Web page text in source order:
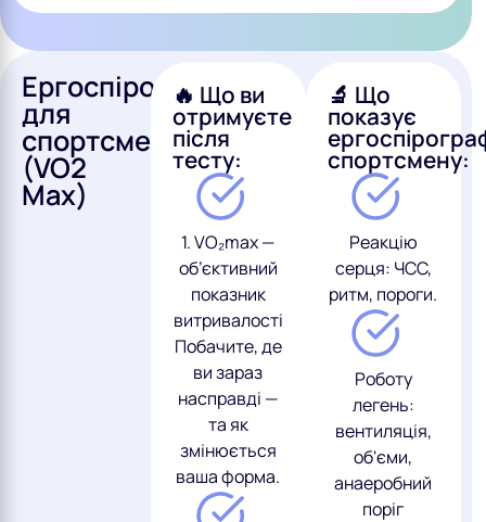
Ергоспірографія
для
спортсменів
(VO2
Max)
🔥 Що ви
отримуєте
після
тесту:
1. VO₂max —
об’єктивний
показник
витривалості
Побачите, де
ви зараз
насправді —
та як
змінюється
ваша форма.
🔬 Що
показує
спортсмену:
Реакцію
серця: ЧСС,
ритм, пороги.
Роботу
легень:
вентиляція,
об'єми,
анаеробний
поріг